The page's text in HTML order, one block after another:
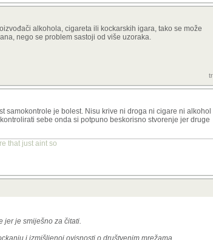
alkohola, cigareta ili kockarskih igara, tako se može
nego se problem sastoji od više uzoraka.
samokontrole je bolest. Nisu krive ni droga ni cigare ni alkohol
sebe onda si potpuno beskorisno stvorenje jer druge
that just aint so
jer je smiješno za čitati.
i izmišljenoj ovisnosti o društvenim mrežama.